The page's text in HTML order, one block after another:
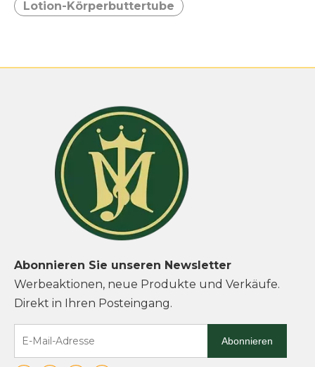
Lotion-Körperbuttertube
Abonnieren Sie unseren Newsletter
Werbeaktionen, neue Produkte und Verkäufe.
Direkt in Ihren Posteingang.
Abonnieren